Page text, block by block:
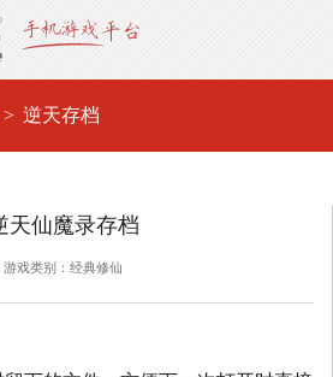
逆天存档
天仙魔录存档
游戏类别：经典修仙